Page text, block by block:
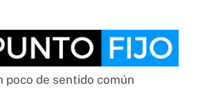
poco de sentido común